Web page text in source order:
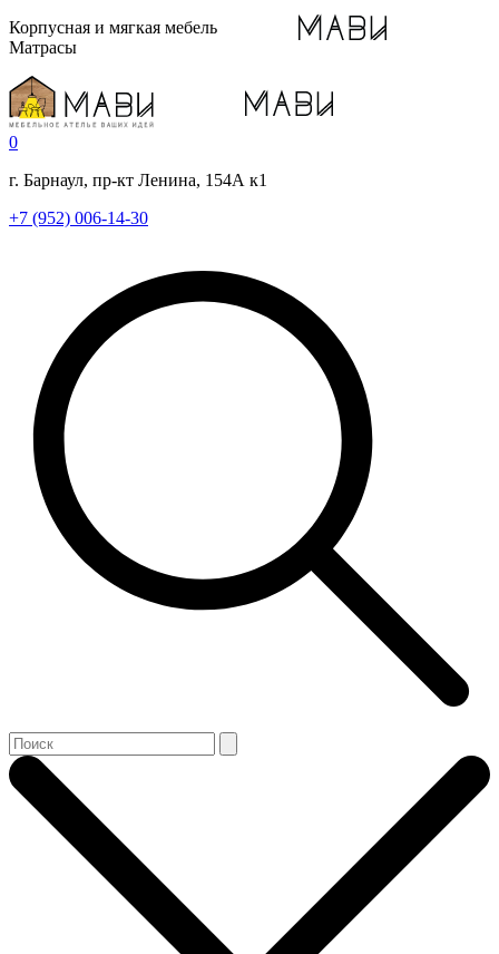
Корпусная и мягкая мебель
Матрасы
0
г. Барнаул, пр-кт Ленина, 154А к1
+7 (952) 006-14-30